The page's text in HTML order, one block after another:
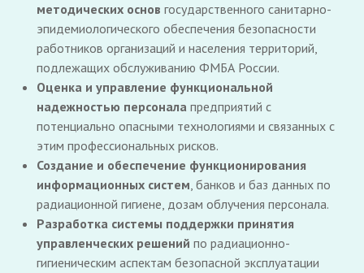
методических основ государственного санитарно-
эпидемиологического обеспечения безопасности
работников организаций и населения территорий,
подлежащих обслуживанию ФМБА России.
Оценка и управление функциональной
надежностью персонала предприятий с
потенциально опасными технологиями и связанных с
этим профессиональных рисков.
Создание и обеспечение функционирования
информационных систем, банков и баз данных по
радиационной гигиене, дозам облучения персонала.
Разработка системы поддержки принятия
управленческих решений по радиационно-
гигиеническим аспектам безопасной эксплуатации